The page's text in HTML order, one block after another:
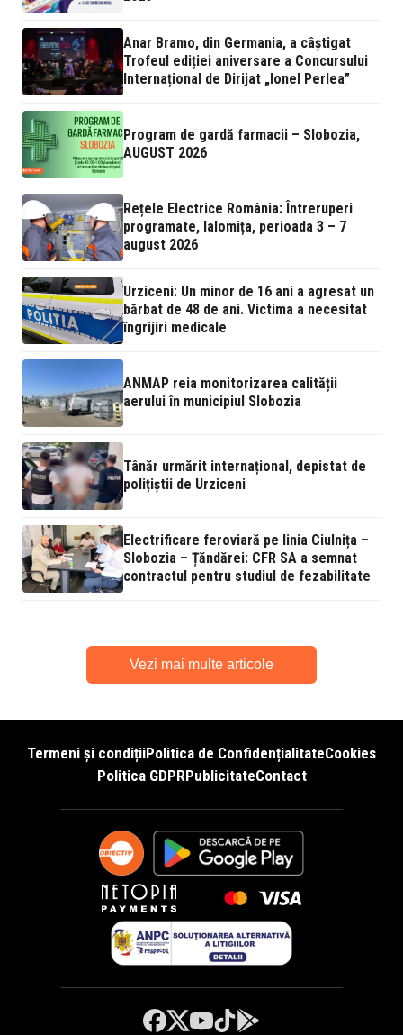
Anar Bramo, din Germania, a câștigat
Trofeul ediției aniversare a Concursului
Internațional de Dirijat „Ionel Perlea”
Program de gardă farmacii – Slobozia,
AUGUST 2026
Rețele Electrice România: Întreruperi
programate, Ialomița, perioada 3 – 7
august 2026
Urziceni: Un minor de 16 ani a agresat un
bărbat de 48 de ani. Victima a necesitat
îngrijiri medicale
ANMAP reia monitorizarea calității
aerului în municipiul Slobozia
Tânăr urmărit internațional, depistat de
polițiștii de Urziceni
Electrificare feroviară pe linia Ciulnița –
Slobozia – Țăndărei: CFR SA a semnat
contractul pentru studiul de fezabilitate
Vezi mai multe articole
Termeni și condițiiPolitica de ConfidențialitateCookies
Politica GDPRPublicitateContact